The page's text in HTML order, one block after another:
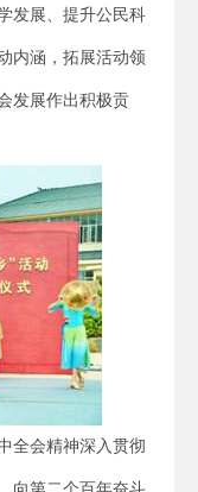
发展、提升公民科
内涵，拓展活动领
发展作出积极贡
全会精神深入贯彻